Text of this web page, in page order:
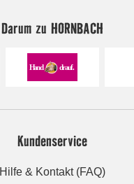
Darum zu HORNBACH
Kundenservice
Hilfe & Kontakt (FAQ)